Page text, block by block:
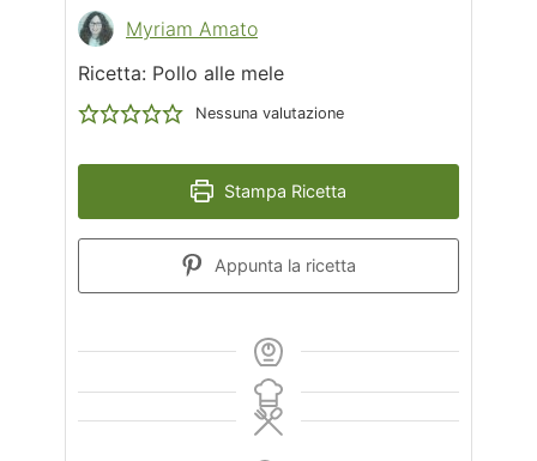
Myriam Amato
Ricetta: Pollo alle mele
Nessuna valutazione
Stampa Ricetta
Appunta la ricetta